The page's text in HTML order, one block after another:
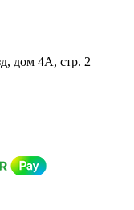
дом 4А, стр. 2